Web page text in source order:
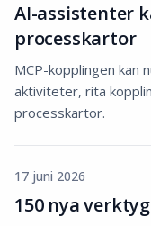
AI-assistenter
processkartor
MCP-kopplingen kan
aktiviteter, rita
processkartor.
17 juni 2026
150 nya